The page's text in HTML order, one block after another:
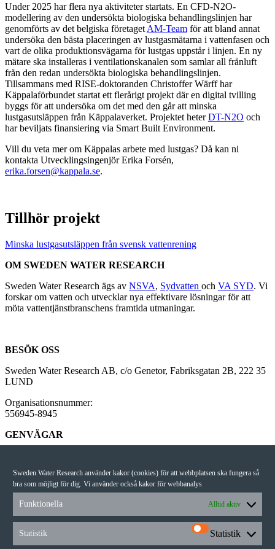
Sweden Water Research använder kakor (cookies) för att webbplatsen ska fungera så
bra som möjligt för dig. Vi använder också kakor för webbanalys
Funktionella Alltid aktiv
Statistik Statistik
Under 2025 har flera nya aktiviteter startats. En CFD-N2O-
modellering av den undersökta biologiska behandlingslinjen har
genomförts av det belgiska företaget AM-Team för att bland annat
undersöka den bästa placeringen av lustgasmätarna i vattenfasen och
vart de olika produktionsvägarna för lustgas uppstår i linjen. En ny
mätare ska installeras i ventilationskanalen som samlar all frånluft
från den redan undersökta biologiska behandlingslinjen.
Tillsammans med RISE-doktoranden Christoffer Wärff har
Käppalaförbundet startat ett flerårigt projekt där en digital tvilling
byggs för att undersöka om det med den går att minska
lustgasutsläppen från Käppalaverket. Projektet heterDT-N2O och
har beviljats finansiering via Smart Built Environment.
Vill du veta mer om Käppalas arbete med lustgas? Då kan ni
kontakta Utvecklingsingenjör Erika Forsén,
erika.forsen@kappala.se.
Tillhör projekt
Minska lustgasutsläppen från svensk vattenrening
OM SWEDEN WATER RESEARCH
Sweden Water Research ägs av NSVA, Sydvatten och VA SYD. Vi
forskar om vatten och utvecklar nya effektivare lösningar för att
möta vattentjänstbranschens framtida utmaningar.
BESÖK OSS
Sweden Water Research AB, c/o Genetor, Fabriksgatan 2B, 222 35
LUND
Organisationsnummer:
556945-8945
GENVÄGAR
Våra projekt
Kontakt
NYHETSBREV
I vårt nyhetsbrev får du senaste nytt om alla våra projekt, vilka